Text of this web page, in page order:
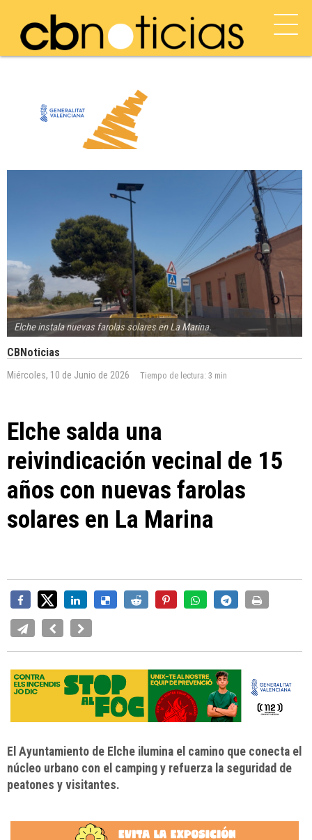
Elche instala nuevas farolas solares en La Marina.
CBNoticias
Miércoles, 10 de Junio de 2026 Tiempo de lectura: 3 min
Elche salda una
reivindicación vecinal de 15
años con nuevas farolas
solares en La Marina
El Ayuntamiento de Elche ilumina el camino que conecta el
núcleo urbano con el camping y refuerza la seguridad de
peatones y visitantes.